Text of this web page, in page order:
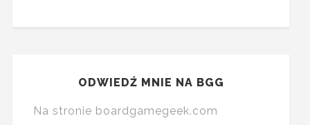
ODWIEDŹ MNIE NA BGG
Na stronie boardgamegeek.com